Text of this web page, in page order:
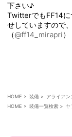
下さい♪
TwitterでもFF14に
せしていますので
（@ff14_mirapri）
HOME > 装備 > アライアン
HOME > 装備一覧検索 > ヤ